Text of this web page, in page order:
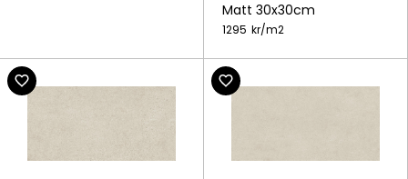
Matt 30x30cm
1295 kr/m2